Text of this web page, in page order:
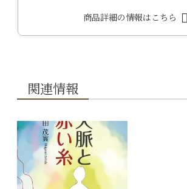
商品詳細の情報はこちら
関連情報